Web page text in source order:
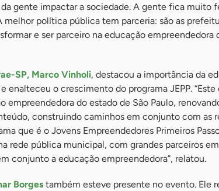
gente impactar a sociedade. A gente fica muito
melhor política pública tem parceria: são as
e ser parceiro na educação empreendedora
SP, Marco Vinholi, destacou a importância da
enalteceu o crescimento do programa JEPP.
empreendedora do estado de São Paulo,
construindo caminhos em conjunto com as
que é o Jovens Empreendedores Primeiros
rede pública municipal, com grandes parceiros
conjunto a educação empreendedora”, relatou.
Borges também esteve presente no evento. Ele